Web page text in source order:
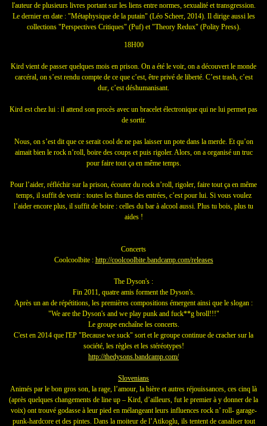
l'auteur de plusieurs livres portant sur les liens entre normes, sexualité et transgression.
Le dernier en date : "Métaphysique de la putain" (Léo Scheer, 2014). Il dirige aussi les
collections "Perspectives Critiques" (Puf) et "Theory Redux" (Polity Press).
18H00
Kird vient de passer quelques mois en prison. On a été le voir, on a découvert le monde
carcéral, on s’est rendu compte de ce que c’est, être privé de liberté. C’est trash, c’est
dur, c’est déshumanisant.
Kird est chez lui : il attend son procès avec un bracelet électronique qui ne lui permet pas
de sortir.
Nous, on s’est dit que ce serait cool de ne pas laisser un pote dans la merde. Et qu’on
aimait bien le rock n’roll, boire des coups et puis rigoler. Alors, on a organisé un truc
pour faire tout ça en même temps.
Pour l’aider, réfléchir sur la prison, écouter du rock n’roll, rigoler, faire tout ça en même
temps, il suffit de venir : toutes les thunes des entrées, c’est pour lui. Si vous voulez
l’aider encore plus, il suffit de boire : celles du bar à alcool aussi. Plus tu bois, plus tu
aides !
Concerts
Coolcoolbite : http://coolcoolbite.bandcamp.com/releases
The Dyson's :
Fin 2011, quatre amis forment the Dyson's.
Après un an de répétitions, les premières compositions émergent ainsi que le slogan :
"We are the Dyson's and we play punk and fuck**g broll!!!"
Le groupe enchaîne les concerts.
C'est en 2014 que l'EP "Because we suck" sort et le groupe continue de cracher sur la
société, les règles et les stéréotypes!
http://thedysons.bandcamp.com/
Slovenians
Animés par le bon gros son, la rage, l’amour, la bière et autres réjouissances, ces cinq là
(après quelques changements de line up – Kird, d’ailleurs, fut le premier à y donner de la
voix) ont trouvé godasse à leur pied en mélangeant leurs influences rock n’ roll- garage-
punk-hardcore et des pintes. Dans la moiteur de l’Atikoglu, ils tentent de canaliser tout